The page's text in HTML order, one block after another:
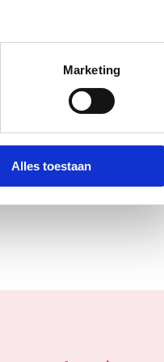
Marketing
Alles toestaan